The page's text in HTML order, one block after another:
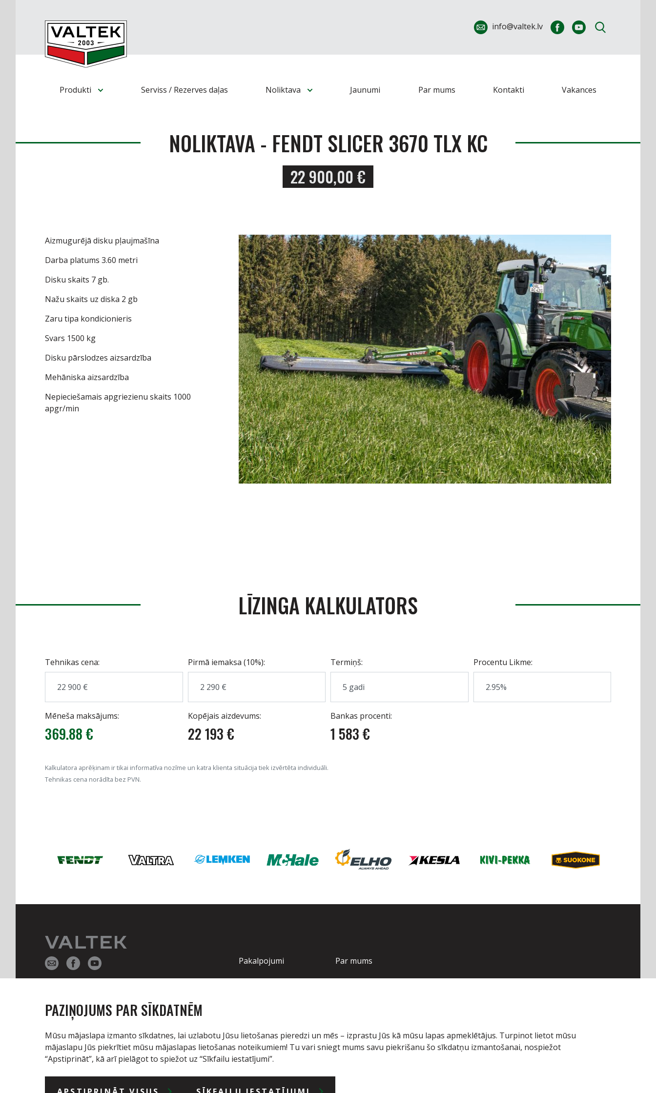
info@valtek.lv
Produkti Serviss / Rezerves daļas Noliktava Jaunumi Par mums Kontakti Vakances
NOLIKTAVA - FENDT SLICER 3670 TLX KC
22 900,00€
Aizmugurējā disku pļaujmašīna
Darba platums 3.60 metri
Disku skaits 7 gb.
Nažu skaits uz diska 2 gb
Zaru tipa kondicionieris
Svars 1500 kg
Disku pārslodzes aizsardzība
Mehāniska aizsardzība
Nepieciešamais apgriezienu skaits 1000
apgr/min
LĪZINGA KALKULATORS
Tehnikas cena: Pirmā iemaksa (10%): Termiņš: Procentu Likme:
Mēneša maksājums:
369.88 €
Kopējais aizdevums:
22 193 €
Bankas procenti:
1 583 €
Kalkulatora aprēķinam ir tikai informatīva nozīme un katra klienta situācija tiek izvērtēta individuāli.
Tehnikas cena norādīta bez PVN.
"Jaunbērzi", Brankas, Cenu pagasts,
Jelgavas novads, LV-3042
A/S Swedbank
SWIFT: HABALV22
LV92HABA0551006200832
Pakalpojumi
daļas
Par mums
PAZIŅOJUMS PAR SĪKDATNĒM
Mūsu mājaslapa izmanto sīkdatnes, lai uzlabotu Jūsu lietošanas pieredzi un mēs – izprastu Jūs kā mūsu lapas apmeklētājus. Turpinot lietot mūsu
mājaslapu Jūs piekrītiet mūsu mājaslapas lietošanas noteikumiem! Tu vari sniegt mums savu piekrišanu šo sīkdatņu izmantošanai, nospiežot
“Apstiprināt”, kā arī pielāgot to spiežot uz “Sīkfailu iestatījumi”.